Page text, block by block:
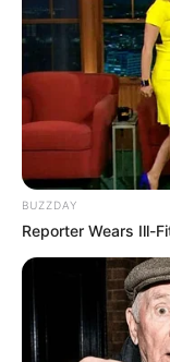
Dee-dee
Após 24
BUZZDAY
Reporter Wears Ill-